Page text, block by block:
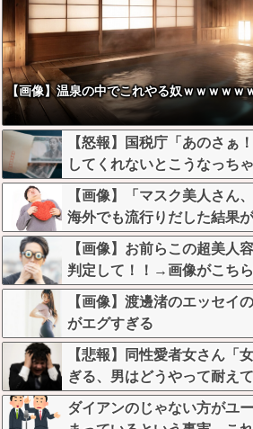
【画像】温泉の中でこれやる奴ｗｗｗｗｗ
【怒報】国税庁「あのさぁ
してくれないとこうなっち
る？！」←これw w w w w w
【画像】「マスク美人さん
海外でも流行りだした結果
【画像】お前らこの超美人
判定して！！→画像がこち
【画像】渡邊渚のエッセイ
がエグすぎる
【悲報】同性愛者女さん「
ぎる、男はどうやって耐え
意せざるおえないと話題に
ダイアンのじゃない方がユ